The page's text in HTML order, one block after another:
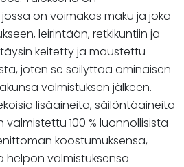
on voimakas maku ja joka
leirintään, retkikuntiin ja
keitetty ja maustettu
joten se säilyttää ominaisen
valmistuksen jälkeen.
lisäaineita, säilöntäaineita
100 % luonnollisista
koostumuksensa,
helpon valmistuksensa